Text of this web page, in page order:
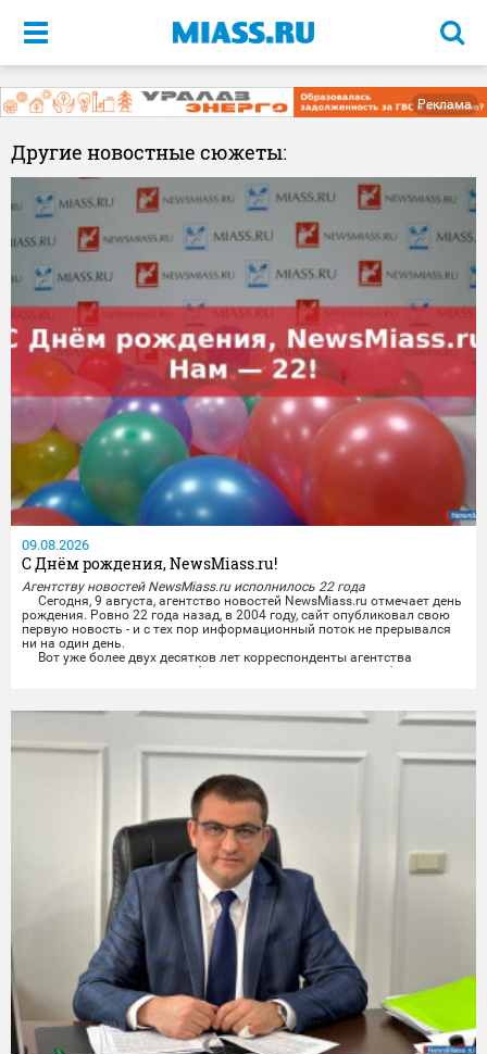
Меню
Реклама
Другие новостные сюжеты:
09.08.2026
С Днём рождения, NewsMiass.ru!
Агентству новостей NewsMiass.ru исполнилось 22 года
Сегодня, 9 августа, агентство новостей NewsMiass.ru отмечает день
рождения. Ровно 22 года назад, в 2004 году, сайт опубликовал свою
первую новость - и с тех пор информационный поток не прерывался
ни на один день.
Вот уже более двух десятков лет корреспонденты агентства
рассказывают читателям обо всём, чем живёт город: о работе власти